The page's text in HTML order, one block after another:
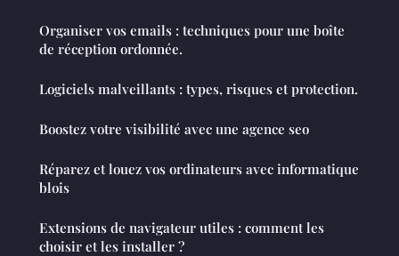
Organiser vos emails : techniques pour une boîte
de réception ordonnée.
Logiciels malveillants : types, risques et protection.
Boostez votre visibilité avec une agence seo
Réparez et louez vos ordinateurs avec informatique
blois
Extensions de navigateur utiles : comment les
choisir et les installer ?